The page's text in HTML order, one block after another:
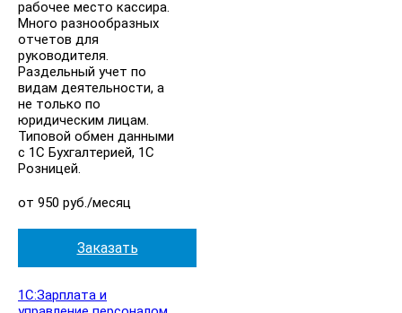
рабочее место кассира.
Много разнообразных
отчетов для
руководителя.
Раздельный учет по
видам деятельности, а
не только по
юридическим лицам.
Типовой обмен данными
с 1С Бухгалтерией, 1С
Розницей.
от 950 руб./месяц
Заказать
1С:Зарплата и